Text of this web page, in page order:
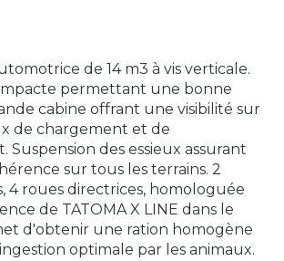
de 14 m3 à vis verticale.
permettant une bonne
cabine offrant une visibilité sur
de chargement et de
Suspension des essieux assurant
sur tous les terrains. 2
4 roues directrices, homologuée
de TATOMA X LINE dans le
d'obtenir une ration homogène
optimale par les animaux.